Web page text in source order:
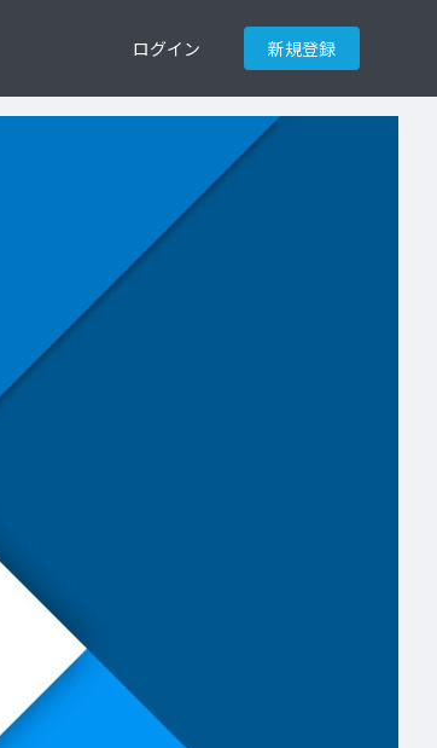
ログイン 新規登録